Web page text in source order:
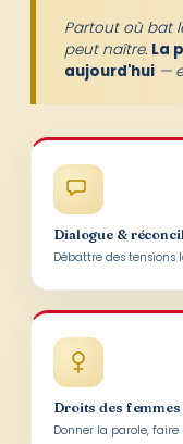
Partout où bat
peut naître. La
aujourd'hui —
Dialogue &
Débattre des tensions
Droits des femmes
Donner la parole,